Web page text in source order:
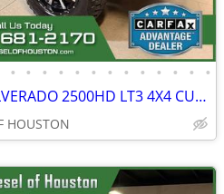
• • • • • • • • • • • • •
2006 Chevrolet Chevy SILVERADO 2500HD LT3 4X4 CUSTOM 6.6L LBZ DURAMAX
HOUSTON